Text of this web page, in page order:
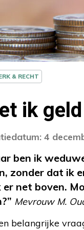
& RECHT
ik
4
ben ik
zonder dat ik
er net boven.
Mevrouw M.
belangrijke